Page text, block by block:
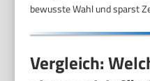
bewusste Wahl und sparst
Vergleich: